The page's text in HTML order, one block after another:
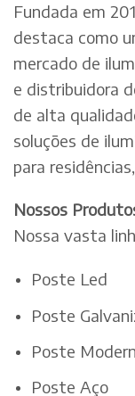
Fundada em
destaca como
mercado de
e distribuidora
de alta
soluções de
para
Nossos
Nossa vasta
Poste Led
Poste
Poste
Poste Aço